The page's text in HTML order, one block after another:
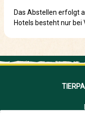
Das Abstellen erfolgt
Hotels besteht nur bei